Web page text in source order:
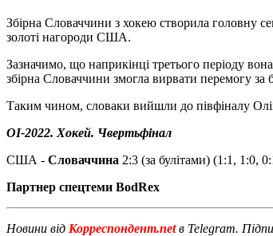
Збірна Словаччини з хокею створила головну
золоті нагороди США.
Зазначимо, що наприкінці третього періоду
збірна Словаччини змогла вирвати перемогу
Таким чином, словаки вийшли до півфіналу
ОІ-2022. Хокей. Чвертьфінал
США - Словаччина 2:3 (за булітами) (1:1, 1:0,
Партнер спецтеми BodRex
Новини від Корреспондент.netв Telegram.